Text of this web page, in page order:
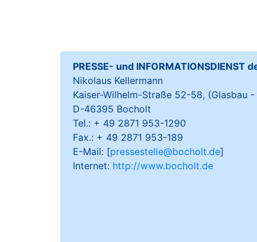
PRESSE- und INFORMATIONSDIENST
Nikolaus Kellermann
Kaiser-Wilhelm-Straße 52-58, (Glasbau -
D-46395 Bocholt
Tel.: + 49 2871 953-1290
Fax.: + 49 2871 953-189
E-Mail: [pressestelle@bocholt.de]
Internet: http://www.bocholt.de